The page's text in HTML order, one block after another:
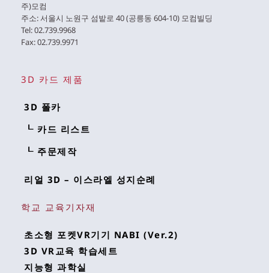
주)모컴
주소: 서울시 노원구 섬밭로 40 (공릉동 604-10) 모컴빌딩
Tel: 02.739.9968
Fax: 02.739.9971
3D 카드 제품
3D 폴카
┖ 카드 리스트
┖ 주문제작
리얼 3D – 이스라엘 성지순례
학교 교육기자재
초소형 포켓VR기기 NABI (Ver.2)
3D VR교육 학습세트
지능형 과학실